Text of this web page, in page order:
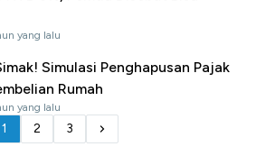
yang lalu
Simulasi Penghapusan Pajak
Rumah
yang lalu
1 2 3